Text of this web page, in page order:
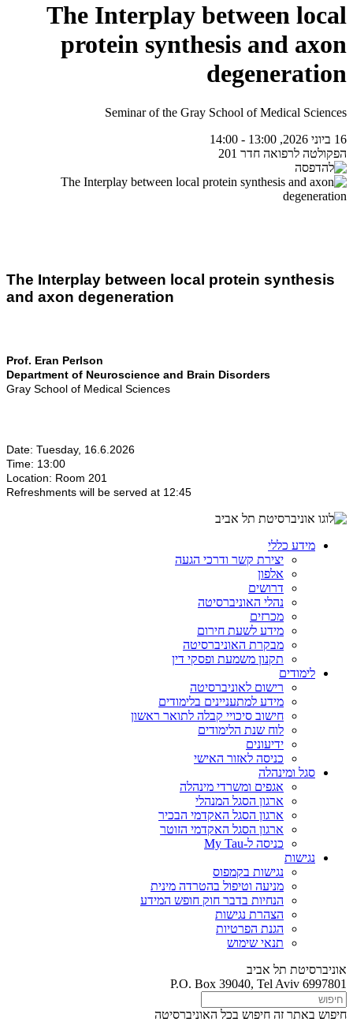
The Interplay between local
protein synthesis and axon
degeneration
Seminar of the Gray School of Medical Sciences
16 ביוני 2026, 13:00 - 14:00
הפקולטה לרפואה חדר 201
The Interplay between local protein synthesis
and axon degeneration
Prof. Eran Perlson
Department of Neuroscience and Brain Disorders
Gray School of Medical Sciences
Date: Tuesday, 16.6.2026
Time: 13:00
Location: Room 201
Refreshments will be served at 12:45
מידע כללי
יצירת קשר ודרכי הגעה
אלפון
דרושים
נהלי האוניברסיטה
מכרזים
מידע לשעת חירום
מבקרת האוניברסיטה
תקנון משמעת ופסקי דין
לימודים
רישום לאוניברסיטה
מידע למתעניינים בלימודים
חישוב סיכויי קבלה לתואר ראשון
לוח שנת הלימודים
ידיעונים
כניסה לאזור האישי
סגל ומינהלה
אגפים ומשרדי מינהלה
ארגון הסגל המנהלי
ארגון הסגל האקדמי הבכיר
ארגון הסגל האקדמי הזוטר
כניסה ל-My Tau
נגישות
נגישות בקמפוס
מניעה וטיפול בהטרדה מינית
הנחיות בדבר חוק חופש המידע
הצהרת נגישות
הגנת הפרטיות
תנאי שימוש
אוניברסיטת תל אביב
P.O. Box 39040, Tel Aviv 6997801
חיפוש באתר זה חיפוש בכל האוניברסיטה